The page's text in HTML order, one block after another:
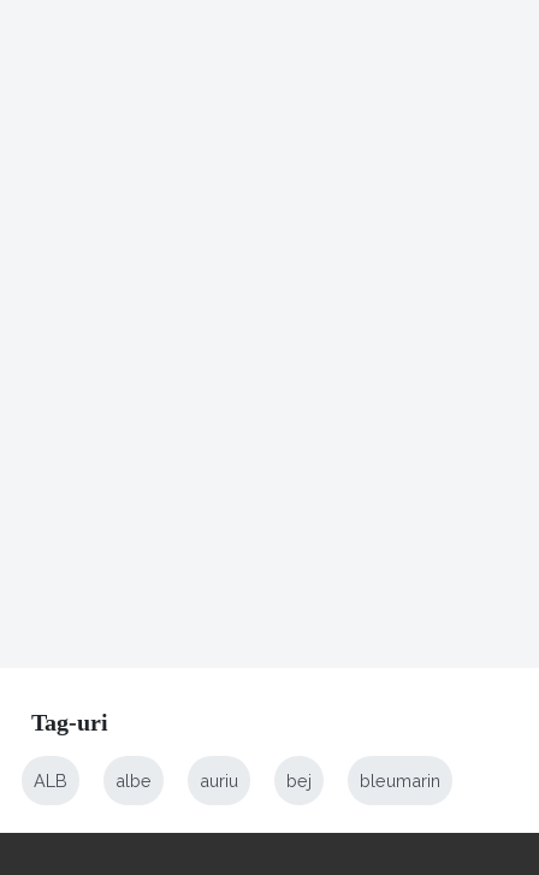
Tag-uri
ALB albe auriu bej bleumarin